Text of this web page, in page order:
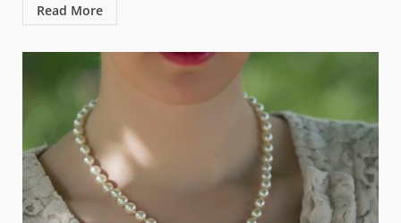
Read More